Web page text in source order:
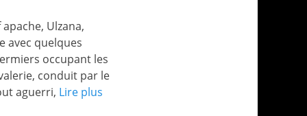
Ulzana,
avec quelques
occupant les
conduit par le
aguerri, Lire plus